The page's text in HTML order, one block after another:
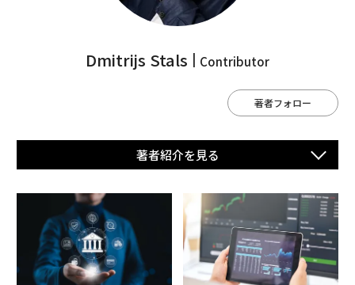
Dmitrijs Stals Contributor
著者フォロー
著者紹介を⾒る